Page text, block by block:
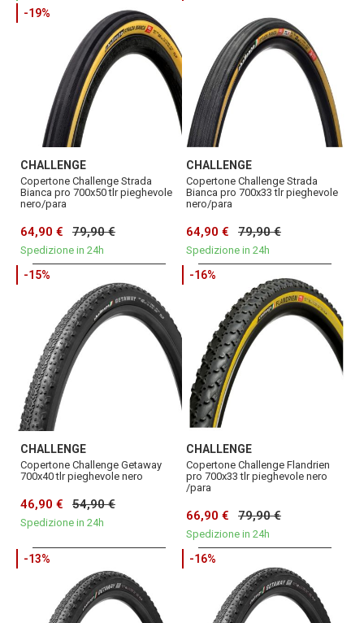
-19%
CHALLENGE
Copertone Challenge Strada
Bianca pro 700x50 tlr pieghevole
nero/para
64,90 € 79,90 €
Spedizione in 24h
CHALLENGE
Copertone Challenge Strada
Bianca pro 700x33 tlr pieghevole
nero/para
64,90 € 79,90 €
Spedizione in 24h
-15%
CHALLENGE
Copertone Challenge Getaway
700x40 tlr pieghevole nero
46,90 € 54,90 €
Spedizione in 24h
-16%
CHALLENGE
Copertone Challenge Flandrien
pro 700x33 tlr pieghevole nero
/para
66,90 € 79,90 €
Spedizione in 24h
-13% -16%